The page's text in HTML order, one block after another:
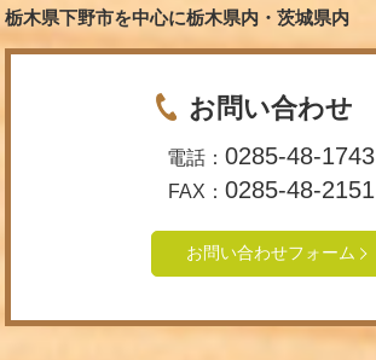
栃木県下野市を中心に栃木県内・茨城県内
お問い合わせ
電話： 0285-48-1743
FAX： 0285-48-2151
お問い合わせフォーム